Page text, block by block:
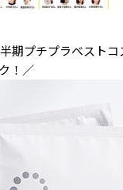
期プチプラベスト
！／